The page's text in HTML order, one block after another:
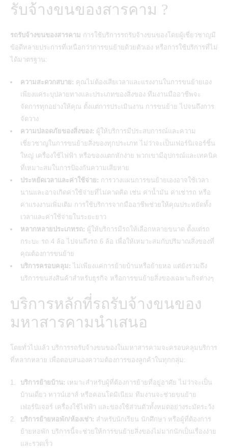
รับจ้างขนของสารคาม ?
รถรับจ้างขนของสารคาม การใช้บริการรถรับจ้างขนของโดยผู้เชี่ยวชาญมี
ข้อดีหลายประการที่เหนือกว่าการขนย้ายด้วยตัวเอง หรือการใช้บริการที่ไม่
ได้มาตรฐาน:
ความสะดวกสบาย: คุณไม่ต้องเสียเวลาและแรงงานในการขนย้ายเอง
เพียงแค่ระบุปลายทางและประเภทของสิ่งของ ทีมงานมืออาชีพจะ
จัดการทุกอย่างให้คุณ ตั้งแต่การประเมินงาน การขนย้าย ไปจนถึงการ
จัดวาง
ความปลอดภัยของสิ่งของ: ผู้ให้บริการมีประสบการณ์และความ
เชี่ยวชาญในการขนย้ายสิ่งของทุกประเภท ไม่ว่าจะเป็นเฟอร์นิเจอร์ชิ้น
ใหญ่ เครื่องใช้ไฟฟ้า หรือของแตกหักง่าย พวกเขามีอุปกรณ์และเทคนิค
ที่เหมาะสมในการป้องกันความเสียหาย
ประหยัดเวลาและค่าใช้จ่าย: การวางแผนการขนย้ายเองอาจใช้เวลา
นานและอาจเกิดค่าใช้จ่ายที่ไม่คาดคิด เช่น ค่าน้ำมัน ค่าเช่ารถ หรือ
ค่าแรงงานเพิ่มเติม การใช้บริการจากมืออาชีพช่วยให้คุณประหยัดทั้ง
เวลาและค่าใช้จ่ายในระยะยาว
หลากหลายประเภทรถ: ผู้ให้บริการมีรถให้เลือกหลายขนาด ตั้งแต่รถ
กระบะ รถ 4 ล้อ ไปจนถึงรถ 6 ล้อ เพื่อให้เหมาะสมกับปริมาณสิ่งของที่
คุณต้องการขนย้าย
บริการครอบคลุม: ไม่เพียงแค่การย้ายบ้านหรือย้ายหอ แต่ยังรวมถึง
บริการขนส่งสินค้าสำหรับธุรกิจ หรือการขนย้ายสิ่งของเฉพาะกิจต่างๆ
บริการหลักที่รถรับจ้างขนของ
มหาสารคามนำเสนอ
โดยทั่วไปแล้ว บริการรถรับจ้างขนของในมหาสารคามจะครอบคลุมบริการ
ที่หลากหลาย เพื่อตอบสนองความต้องการของลูกค้าในทุกกลุ่ม:
บริการย้ายบ้าน: เหมาะสำหรับผู้ที่ต้องการย้ายที่อยู่อาศัย ไม่ว่าจะเป็น
บ้านเดี่ยว ทาวน์เฮาส์ หรือคอนโดมิเนียม ทีมงานจะช่วยขนย้าย
เฟอร์นิเจอร์ เครื่องใช้ไฟฟ้า และของใช้ส่วนตัวทั้งหมดอย่างระมัดระวัง
บริการย้ายหอพัก/ห้องเช่า: สำหรับนักเรียน นักศึกษา หรือผู้ที่ต้องการ
ย้ายหอพัก บริการนี้จะช่วยให้การขนย้ายสิ่งของไม่มากนักเป็นเรื่องง่าย
และรวดเร็ว